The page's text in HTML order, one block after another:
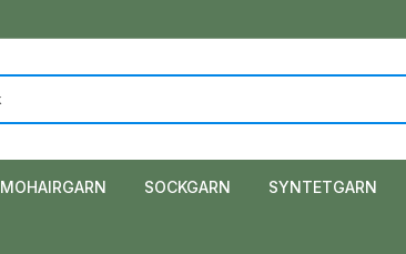
MOHAIRGARN SOCKGARN SYNTETGARN